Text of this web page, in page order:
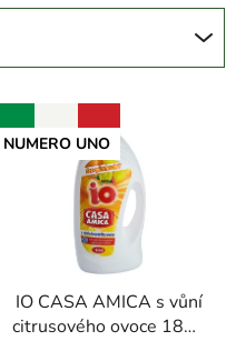
NUMERO UNO
IO CASA AMICA s vůní
citrusového ovoce 1850